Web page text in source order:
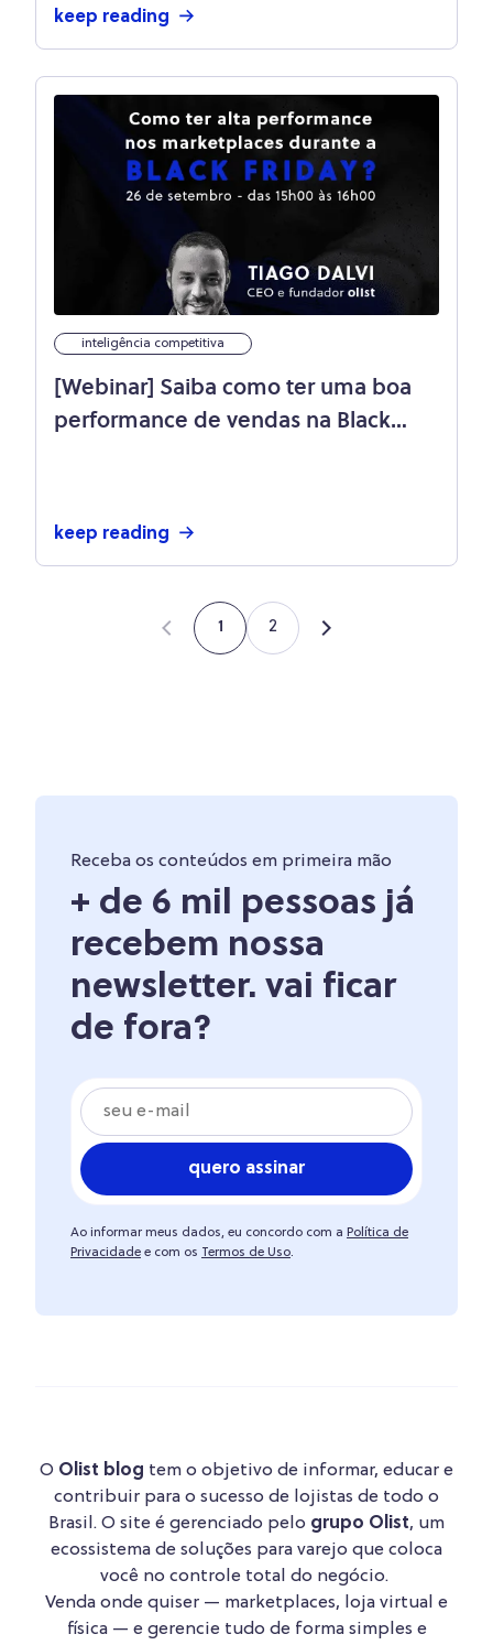
keep reading
inteligência competitiva
[Webinar] Saiba como ter uma boa
performance de vendas na Black
keep reading
1 2
Receba os conteúdos em primeira mão
+ de 6 mil pessoas já
recebem nossa
newsletter. vai ficar
de fora?
quero assinar
Ao informar meus dados, eu concordo com a Política de
Privacidade e com os Termos de Uso.
O Olist blog tem o objetivo de informar, educar e
contribuir para o sucesso de lojistas de todo o
Brasil. O site é gerenciado pelo grupo Olist, um
ecossistema de soluções para varejo que coloca
você no controle total do negócio.
Venda onde quiser — marketplaces, loja virtual e
física — e gerencie tudo de forma simples e